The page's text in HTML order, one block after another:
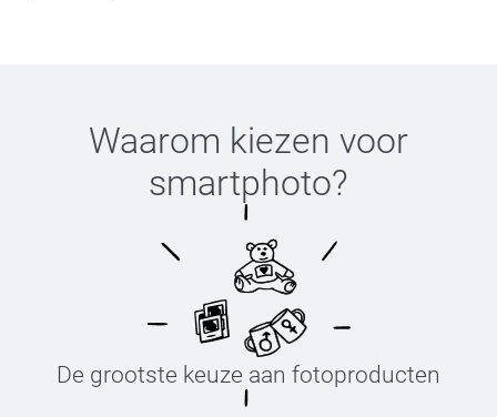
Waarom kiezen voor
smartphoto?
De grootste keuze aan fotoproducten